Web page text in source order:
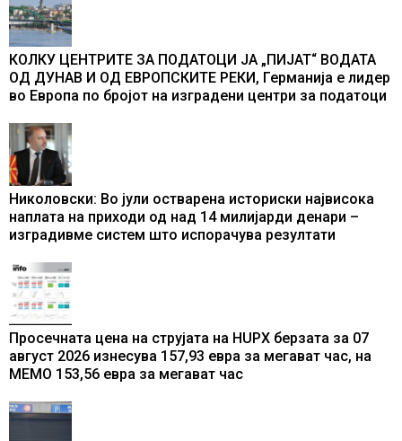
КОЛКУ ЦЕНТРИТЕ ЗА ПОДАТОЦИ ЈА „ПИЈАТ“ ВОДАТА
ОД ДУНАВ И ОД ЕВРОПСКИТЕ РЕКИ, Германија е лидер
во Европа по бројот на изградени центри за податоци
Николовски: Во јули остварена историски највисока
наплата на приходи од над 14 милијарди денари –
изградивме систем што испорачува резултати
Просечната цена на струјата на HUPX берзата за 07
август 2026 изнесува 157,93 евра за мегават час, на
МЕМО 153,56 евра за мегават час